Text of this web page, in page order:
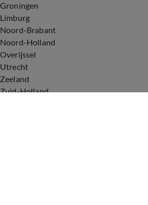
Groningen
Limburg
Noord-Brabant
Noord-Holland
Overijssel
Utrecht
Zeeland
Zuid-Holland